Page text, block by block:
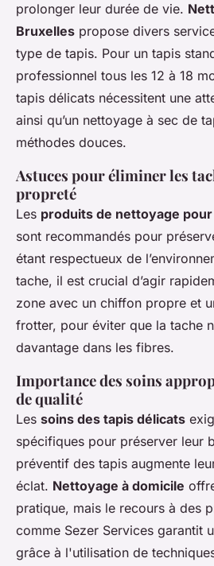
prolonger leur durée de vie.
Bruxelles propose divers
type de tapis. Pour un tapis
professionnel tous les 12 à 18
tapis délicats nécessitent une
ainsi qu’un nettoyage à sec de
méthodes douces.
Astuces pour éliminer les
propreté
Les produits de nettoyage
sont recommandés pour
étant respectueux de
tache, il est crucial d’agir
zone avec un chiffon propre et
frotter, pour éviter que la tache
davantage dans les fibres.
Importance des soins
de qualité
Les soins des tapis délicats
spécifiques pour préserver leur
préventif des tapis augmente
éclat. Nettoyage à domicile
pratique, mais le recours à des
comme Sezer Services garantit
grâce à l'utilisation de